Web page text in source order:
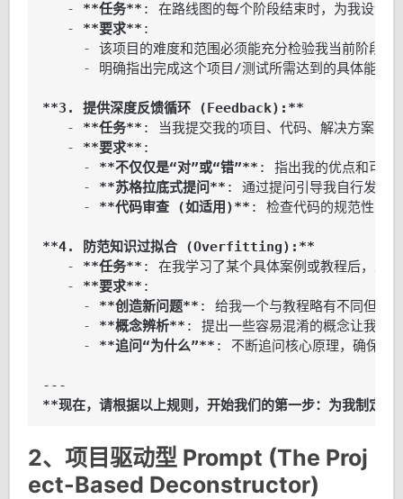
   -
**任务**
   -
**要求**
     -
     -
明确指出完成这个项目/测试所需达到的具体能力
**3. 提供深度反馈循环 (Feedback):**
   -
**任务**
   -
**要求**
     -
**不仅仅是“对”或“错”**
     -
**苏格拉底式提问**
     -
**代码审查 (如适用)** : 检查代码的规范性、
**4. 防范知识过拟合 (Overfitting):**
   -
**任务**
   -
**要求**
     -
**创造新问题**
     -
**概念辨析**
     -
**追问“为什么”** : 不断追问核心原理，确保我
**现在，请根据以上规则，开始我们的第一步：为我制定
2、项目驱动型 Prompt (The Proj
ect-Based Deconstructor)